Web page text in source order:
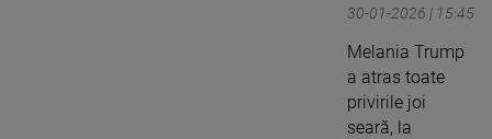
30-01-2026 | 15:45
Melania Trump
a atras toate
privirile joi
seară, la